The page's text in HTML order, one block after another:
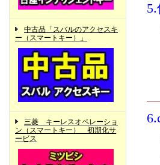
中古品「スバルのアクセスキ
ー（スマートキー）」
三菱 キーレスオペレーショ
ン（スマートキー） 初期化サ
ービス